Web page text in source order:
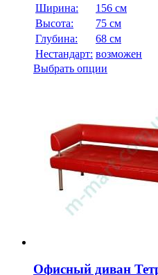
Ширина:
156 см
Высота:
75 см
Глубина:
68 см
Нестандарт: возможен
Выбрать опции
Офисный диван